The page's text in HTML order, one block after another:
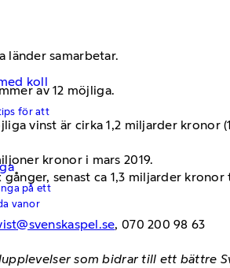
koll
för att
på ett
vanor
länder samarbetar.
av 12 möjliga.
vinst är cirka 1,2 miljarder kronor
kronor i mars 2019.
senast ca 1,3 miljarder
, 070 200 98 63
som bidrar till ett bättre